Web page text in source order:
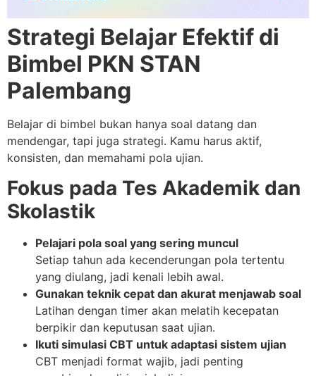
Strategi Belajar Efektif di
Bimbel PKN STAN
Palembang
Belajar di bimbel bukan hanya soal datang dan
mendengar, tapi juga strategi. Kamu harus aktif,
konsisten, dan memahami pola ujian.
Fokus pada Tes Akademik dan
Skolastik
Pelajari pola soal yang sering muncul
Setiap tahun ada kecenderungan pola tertentu
yang diulang, jadi kenali lebih awal.
Gunakan teknik cepat dan akurat menjawab soal
Latihan dengan timer akan melatih kecepatan
berpikir dan keputusan saat ujian.
Ikuti simulasi CBT untuk adaptasi sistem ujian
CBT menjadi format wajib, jadi penting